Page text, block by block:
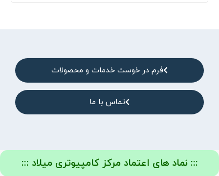
فرم در خوست خدمات و محصولات
تماس با ما
::: نماد های اعتماد مرکز کامپیوتری میلاد :::